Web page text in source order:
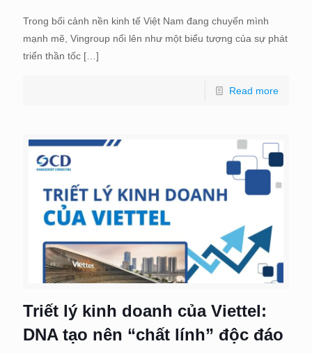
Trong bối cảnh nền kinh tế Việt Nam đang chuyển mình
mạnh mẽ, Vingroup nổi lên như một biểu tượng của sự phát
triển thần tốc […]
Read more
Triết lý kinh doanh của Viettel:
DNA tạo nên “chất lính” độc đáo